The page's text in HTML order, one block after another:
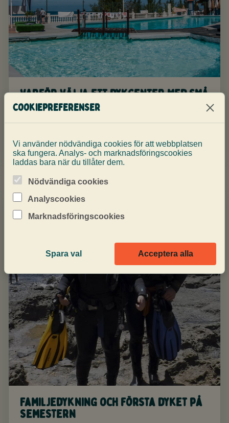
Varför välja ett dykcenter med små
grupper på Gran Canaria?
Små grupper betyder tydligare briefingar, lugnare
Familjedykning och första dyket på
semestern
Cookiepreferenser
Vi använder nödvändiga cookies för att webbplatsen
ska fungera. Analys- och marknadsföringscookies
laddas bara när du tillåter dem.
Nödvändiga cookies
Analyscookies
Marknadsföringscookies
Spara val Acceptera alla